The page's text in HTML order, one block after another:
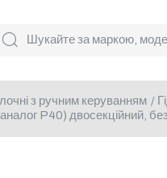
з ручним керуванням /
P40) двосекційний,